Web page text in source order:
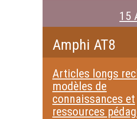
15
Amphi AT8
Articles longs
modèles de
connaissances et
ressources